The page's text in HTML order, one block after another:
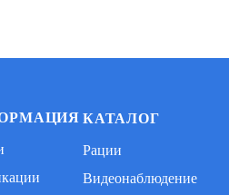
КАТАЛОГ
Рации
Видеонаблюдение